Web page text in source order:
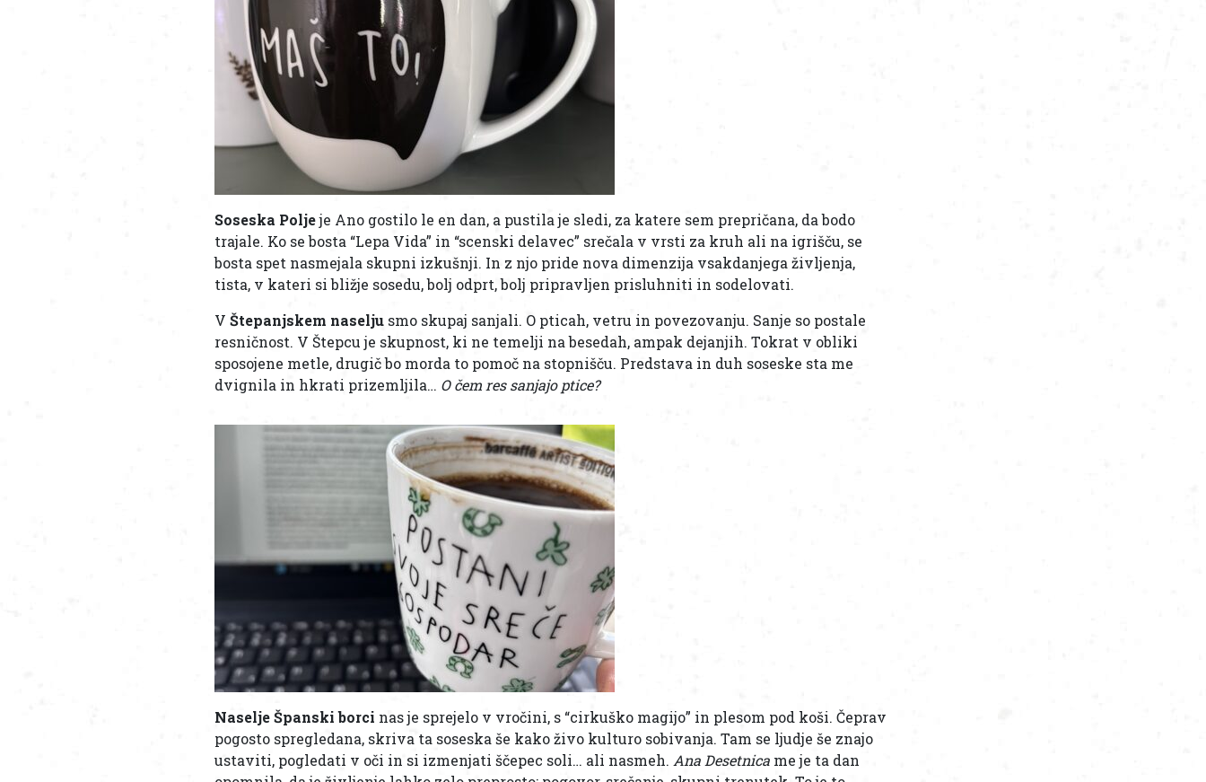
Soseska Poljeje Ano gostilo le en dan, a pustila je sledi, za katere sem prepričana, da bodo
trajale. Ko se bosta “Lepa Vida” in “scenski delavec” srečala v vrsti za kruh ali na igrišču, se
bosta spet nasmejala skupni izkušnji. In z njo pride nova dimenzija vsakdanjega življenja,
tista, v kateri si bližje sosedu, bolj odprt, bolj pripravljen prisluhniti in sodelovati.
V Štepanjskem naselju smo skupaj sanjali. O pticah, vetru in povezovanju. Sanje so postale
resničnost. V Štepcu je skupnost, ki ne temelji na besedah, ampak dejanjih. Tokrat v obliki
sposojene metle, drugič bo morda to pomoč na stopnišču. Predstava in duh soseske sta me
dvignila in hkrati prizemljila… O čem res sanjajo ptice?
Naselje Španski borci nas je sprejelo v vročini, s “cirkuško magijo” in plesom pod koši. Čeprav
pogosto spregledana, skriva ta soseska še kako živo kulturo sobivanja. Tam se ljudje še znajo
ustaviti, pogledati v oči in si izmenjati ščepec soli… ali nasmeh. Ana Desetnica me je ta dan